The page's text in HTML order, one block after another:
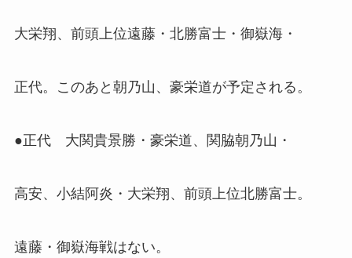
大栄翔、前頭上位遠藤・北勝富士・御嶽海・
正代。このあと朝乃山、豪栄道が予定される。
●正代 大関貴景勝・豪栄道、関脇朝乃山・
高安、小結阿炎・大栄翔、前頭上位北勝富士。
遠藤・御嶽海戦はない。